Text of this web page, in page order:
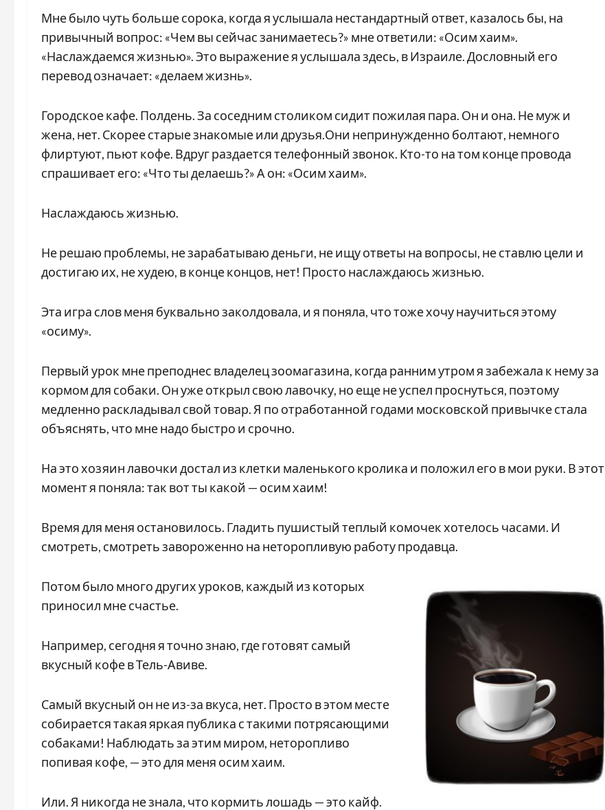
Мне было чуть больше сорока, когда я услышала нестандартный ответ, казалось бы, на
привычный вопрос: «Чем вы сейчас занимаетесь?» мне ответили: «Осим хаим».
«Наслаждаемся жизнью». Это выражение я услышала здесь, в Израиле. Дословный его
перевод означает: «делаем жизнь».
Городское кафе. Полдень. За соседним столиком сидит пожилая пара. Он и она. Не муж и
жена, нет. Скорее старые знакомые или друзья.Они непринужденно болтают, немного
флиртуют, пьют кофе. Вдруг раздается телефонный звонок. Кто-то на том конце провода
спрашивает его: «Что ты делаешь?» А он: «Осим хаим».
Наслаждаюсь жизнью.
Не решаю проблемы, не зарабатываю деньги, не ищу ответы на вопросы, не ставлю цели и
достигаю их, не худею, в конце концов, нет! Просто наслаждаюсь жизнью.
Эта игра слов меня буквально заколдовала, и я поняла, что тоже хочу научиться этому
«осиму».
Первый урок мне преподнес владелец зоомагазина, когда ранним утром я забежала к нему за
кормом для собаки. Он уже открыл свою лавочку, но еще не успел проснуться, поэтому
медленно раскладывал свой товар. Я по отработанной годами московской привычке стала
объяснять, что мне надо быстро и срочно.
На это хозяин лавочки достал из клетки маленького кролика и положил его в мои руки. В этот
момент я поняла: так вот ты какой — осим хаим!
Время для меня остановилось. Гладить пушистый теплый комочек хотелось часами. И
смотреть, смотреть завороженно на неторопливую работу продавца.
Потом было много других уроков, каждый из которых
приносил мне счастье.
Например, сегодня я точно знаю, где готовят самый
вкусный кофе в Тель-Авиве.
Самый вкусный он не из-за вкуса, нет. Просто в этом месте
собирается такая яркая публика с такими потрясающими
собаками! Наблюдать за этим миром, неторопливо
попивая кофе, — это для меня осим хаим.
Или. Я никогда не знала, что кормить лошадь — это кайф.